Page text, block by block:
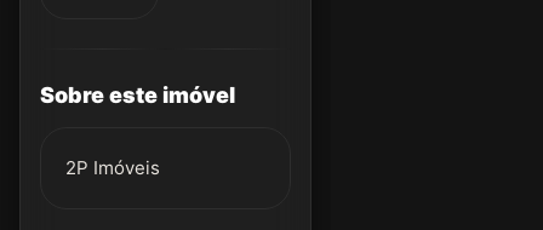
Sobre este imóvel
2P Imóveis